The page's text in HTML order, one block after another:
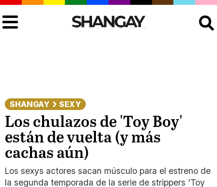
SHANGAY SEXY
Los chulazos de 'Toy Boy'
están de vuelta (y más
cachas aún)
Los sexys actores sacan músculo para el estreno de
la segunda temporada de la serie de strippers 'Toy